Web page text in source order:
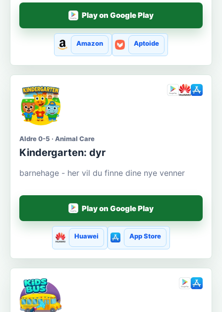
Play on Google Play
Amazon Aptoide
Aldre 0-5 · Animal Care
Kindergarten: dyr
barnehage - her vil du finne dine nye venner
Play on Google Play
Huawei App Store